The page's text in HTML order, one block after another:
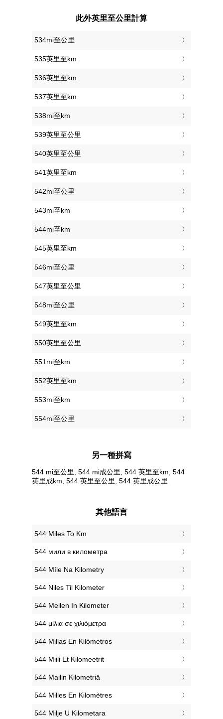
此外英里至公里計算
534mi至公里
535英里至km
536英里至km
537英里至km
538mi至km
539英里至公里
540英里至公里
541英里至km
542mi至公里
543mi至km
544mi至km
545英里至km
546mi至公里
547英里至公里
548mi至公里
549英里至km
550英里至公里
551mi至km
552英里至km
553mi至km
554mi至公里
另一種拼寫
544 mi至公里, 544 mi成公里, 544 英里至km, 544
英里成km, 544 英里至公里, 544 英里成公里
其他語言
‎544 Miles To Km
‎544 мили в километра
‎544 Míle Na Kilometry
‎544 Niles Til Kilometer
‎544 Meilen In Kilometer
‎544 μίλια σε χιλιόμετρα
‎544 Millas En Kilómetros
‎544 Miili Et Kilomeetrit
‎544 Mailin Kilometriä
‎544 Milles En Kilomètres
‎544 Milje U Kilometara